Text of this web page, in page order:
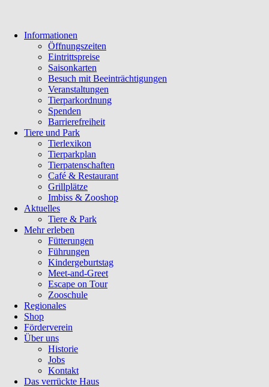
Navigation
überspringen
Informationen
Öffnungszeiten
Eintrittspreise
Saisonkarten
Besuch mit Beeinträchtigungen
Veranstaltungen
Tierparkordnung
Spenden
Barrierefreiheit
Tiere und Park
Tierlexikon
Tierparkplan
Tierpatenschaften
Café & Restaurant
Grillplätze
Imbiss & Zooshop
Aktuelles
Tiere & Park
Mehr erleben
Fütterungen
Führungen
Kindergeburtstag
Meet-and-Greet
Escape on Tour
Zooschule
Regionales
Shop
Förderverein
Über uns
Historie
Jobs
Kontakt
Das verrückte Haus